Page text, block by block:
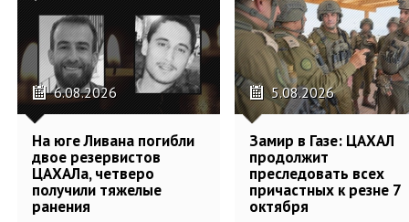
6.08.2026
На юге Ливана погибли
двое резервистов
ЦАХАЛа, четверо
получили тяжелые
ранения
5.08.2026
Замир в Газе: ЦАХАЛ
продолжит
преследовать всех
причастных к резне 7
октября